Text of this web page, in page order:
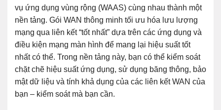
vụ ứng dụng vùng rộng (WAAS) cùng nhau thành một
nền tảng. Gói WAN thông minh tối ưu hóa lưu lượng
mạng qua liên kết “tốt nhất” dựa trên các ứng dụng và
điều kiện mạng màn hình để mang lại hiệu suất tốt
nhất có thể. Trong nền tảng này, bạn có thể kiểm soát
chặt chẽ hiệu suất ứng dụng, sử dụng băng thông, bảo
mật dữ liệu và tính khả dụng của các liên kết WAN của
bạn – kiểm soát mà bạn cần.